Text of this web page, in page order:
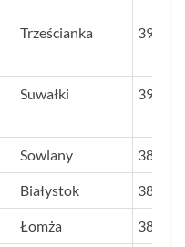
Trześcianka 39,0
Suwałki 39,0
Sowlany 38,8
Białystok 38,3
Łomża 38,0